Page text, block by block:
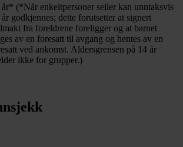
år* (*Når enkeltpersoner seiler kan unntaksvis
år godkjennes; dette forutsetter at signert
fra foreldrene foreligger og at barnet
av en foresatt til avgang og hentes av en
ved ankomst. Aldersgrensen på 14 år
ikke for grupper.)